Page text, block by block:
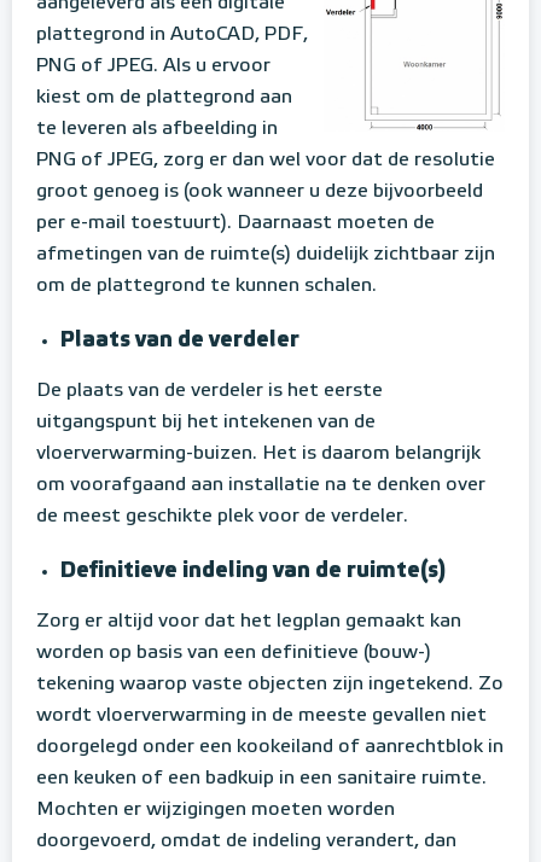
plattegrond in AutoCAD, PDF,
PNG of JPEG. Als u ervoor
kiest om de plattegrond aan
te leveren als afbeelding in
PNG of JPEG, zorg er dan wel voor dat de resolutie
groot genoeg is (ook wanneer u deze bijvoorbeeld
per e-mail toestuurt). Daarnaast moeten de
afmetingen van de ruimte(s) duidelijk zichtbaar zijn
om de plattegrond te kunnen schalen.
Plaats van de verdeler
De plaats van de verdeler is het eerste
uitgangspunt bij het intekenen van de
vloerverwarming-buizen. Het is daarom belangrijk
om voorafgaand aan installatie na te denken over
de meest geschikte plek voor de verdeler.
Definitieve indeling van de ruimte(s)
Zorg er altijd voor dat het legplan gemaakt kan
worden op basis van een definitieve (bouw-)
tekening waarop vaste objecten zijn ingetekend. Zo
wordt vloerverwarming in de meeste gevallen niet
doorgelegd onder een kookeiland of aanrechtblok in
een keuken of een badkuip in een sanitaire ruimte.
Mochten er wijzigingen moeten worden
doorgevoerd, omdat de indeling verandert, dan